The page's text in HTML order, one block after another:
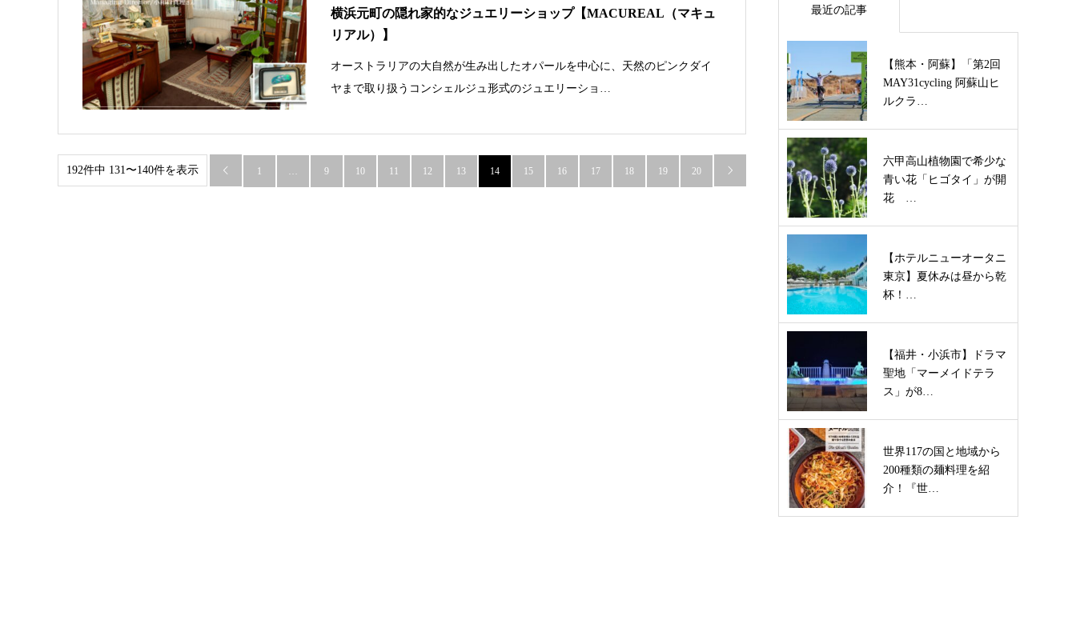
横浜元町の隠れ家的なジュエリーショップ【MACUREAL（マキュ
リアル）】
オーストラリアの大自然が生み出したオパールを中心に、天然のピンクダイ
ヤまで取り扱うコンシェルジュ形式のジュエリーショ…
192件中 131〜140件を表示  1 … 9 10 11 12 13 14 15 16 17 18 19 20 
最近の記事
【熊本・阿蘇】「第2回
MAY31cycling 阿蘇山ヒ
ルクラ…
六甲高山植物園で希少な
青い花「ヒゴタイ」が開
花 …
【ホテルニューオータニ
東京】夏休みは昼から乾
杯！…
【福井・小浜市】ドラマ
聖地「マーメイドテラ
ス」が8…
世界117の国と地域から
200種類の麺料理を紹
介！『世…